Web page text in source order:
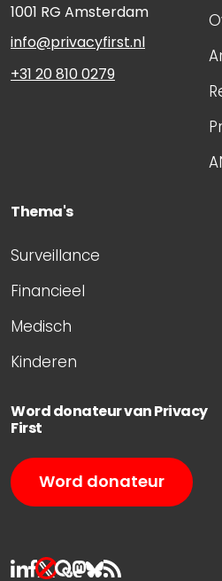
1001 RG Amsterdam
info@privacyfirst.nl
+31 20 810 0279
Thema's
Surveillance
Financieel
Medisch
Kinderen
Word donateur van Privacy
First
Word donateur